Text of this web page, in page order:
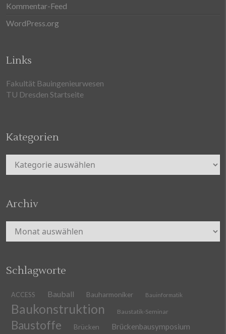
Kommentar-Feed
WordPress.org
Links
Fakultät Bauingenieurwesen
TU Dresden Startseite
Kategorien
Kategorien
Archiv
Archiv
Schlagworte
ACCESS Bauball Bauharmoniker Bauinformatik
Baukonstruktion Baustatik-Seminar
Baustoffe Brücken Brückenbausymposium